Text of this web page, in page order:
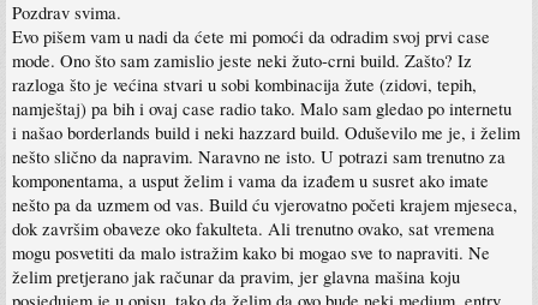
Pozdrav svima.
Evo pišem vam u nadi da ćete mi pomoći da odradim svoj prvi case
mode. Ono što sam zamislio jeste neki žuto-crni build. Zašto? Iz
razloga što je većina stvari u sobi kombinacija žute (zidovi, tepih,
namještaj) pa bih i ovaj case radio tako. Malo sam gledao po internetu
i našao borderlands build i neki hazzard build. Oduševilo me je, i želim
nešto slično da napravim. Naravno ne isto. U potrazi sam trenutno za
komponentama, a usput želim i vama da izađem u susret ako imate
nešto pa da uzmem od vas. Build ću vjerovatno početi krajem mjeseca,
dok završim obaveze oko fakulteta. Ali trenutno ovako, sat vremena
mogu posvetiti da malo istražim kako bi mogao sve to napraviti. Ne
želim pretjerano jak računar da pravim, jer glavna mašina koju